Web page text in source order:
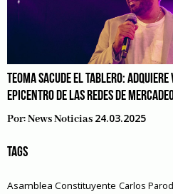
TEOMA SACUDE EL TABLERO:
EPICENTRO DE LAS REDES DE
Por:News Noticias 24.03.2025
TAGS
Asamblea Constituyente Carlos